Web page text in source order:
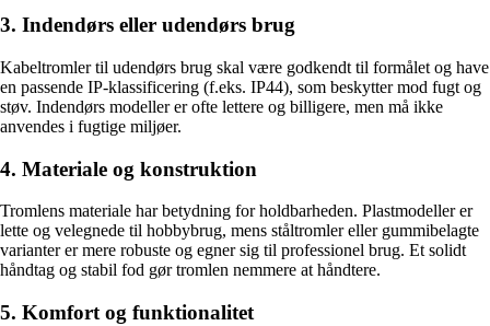
3. Indendørs eller udendørs brug
Kabeltromler til udendørs brug skal være godkendt til formålet og have
en passende IP-klassificering (f.eks. IP44), som beskytter mod fugt og
støv. Indendørs modeller er ofte lettere og billigere, men må ikke
anvendes i fugtige miljøer.
4. Materiale og konstruktion
Tromlens materiale har betydning for holdbarheden. Plastmodeller er
lette og velegnede til hobbybrug, mens ståltromler eller gummibelagte
varianter er mere robuste og egner sig til professionel brug. Et solidt
håndtag og stabil fod gør tromlen nemmere at håndtere.
5. Komfort og funktionalitet